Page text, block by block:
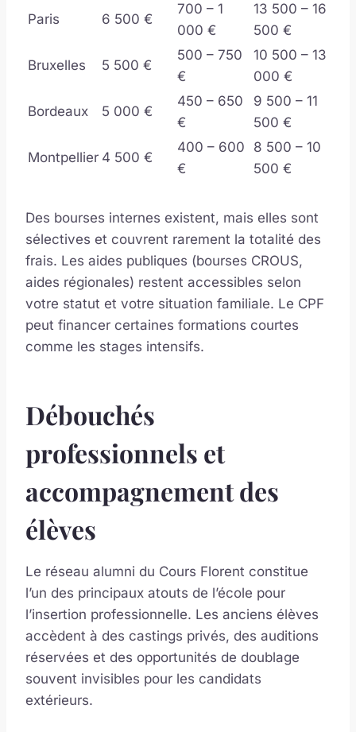
Paris 6 500 €
700 – 1
000 €
13 500 – 16
500 €
Bruxelles 5 500 €
500 – 750
€
10 500 – 13
000 €
Bordeaux 5 000 €
450 – 650
€
9 500 – 11
500 €
Montpellier 4 500 €
400 – 600
€
8 500 – 10
500 €
Des bourses internes existent, mais elles sont
sélectives et couvrent rarement la totalité des
frais. Les aides publiques (bourses CROUS,
aides régionales) restent accessibles selon
votre statut et votre situation familiale. Le CPF
peut financer certaines formations courtes
comme les stages intensifs.
Débouchés
professionnels et
accompagnement des
élèves
Le réseau alumni du Cours Florent constitue
l’un des principaux atouts de l’école pour
l’insertion professionnelle. Les anciens élèves
accèdent à des castings privés, des auditions
réservées et des opportunités de doublage
souvent invisibles pour les candidats
extérieurs.